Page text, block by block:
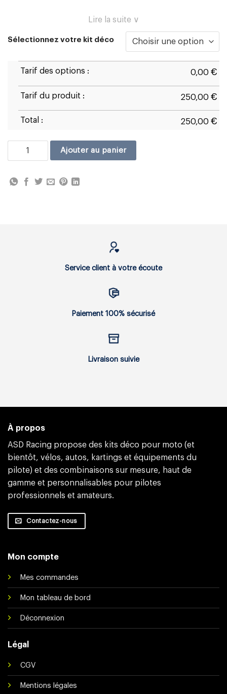
Lire la suite ∨
Sélectionnez votre kit déco
Tarif des options : 0,00 €
Tarif du produit : 250,00 €
Total : 250,00 €
quantité de Ducati Panigale V4 2025/26 D1
Ajouter au panier
Service client à votre écoute
Paiement 100% sécurisé
Livraison suivie
À propos
ASD Racing propose des kits déco pour moto (et
bientôt, vélos, autos, kartings et équipements du
pilote) et des combinaisons sur mesure, haut de
gamme et personnalisables pour pilotes
professionnels et amateurs.
Contactez-nous
Mon compte
Mes commandes
Mon tableau de bord
Déconnexion
Légal
CGV
Mentions légales